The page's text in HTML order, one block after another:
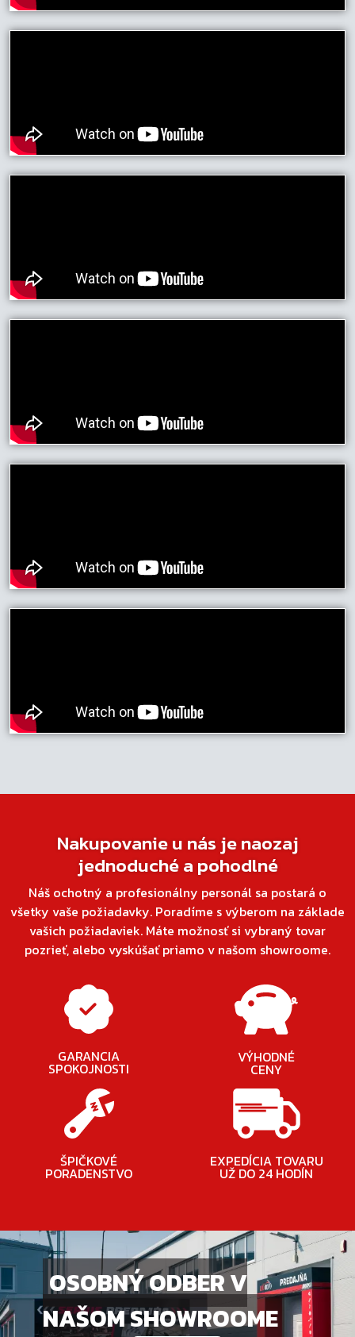
Nakupovanie u nás je naozaj
jednoduché a pohodlné
Náš ochotný a profesionálny personál sa postará o
všetky vaše požiadavky. Poradíme s výberom na základe
vašich požiadaviek. Máte možnosť si vybraný tovar
pozrieť, alebo vyskúšať priamo v našom showroome.
GARANCIA
SPOKOJNOSTI
VÝHODNÉ
CENY
ŠPIČKOVÉ
PORADENSTVO
EXPEDÍCIA TOVARU
UŽ DO 24 HODÍN
OSOBNÝ ODBER V
NAŠOM SHOWROOME